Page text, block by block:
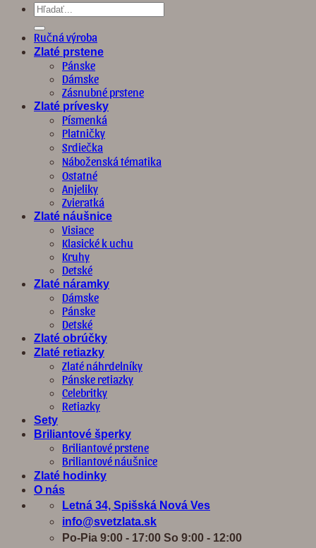
Hľadať:
Ručná výroba
Zlaté prstene
Pánske
Dámske
Zásnubné prstene
Zlaté prívesky
Písmenká
Platničky
Srdiečka
Náboženská tématika
Ostatné
Anjeliky
Zvieratká
Zlaté náušnice
Visiace
Klasické k uchu
Kruhy
Detské
Zlaté náramky
Dámske
Pánske
Detské
Zlaté obrúčky
Zlaté retiazky
Zlaté náhrdelníky
Pánske retiazky
Celebritky
Retiazky
Sety
Briliantové šperky
Briliantové prstene
Briliantové náušnice
Zlaté hodinky
O nás
Letná 34, Spišská Nová Ves
info@svetzlata.sk
Po-Pia 9:00 - 17:00 So 9:00 - 12:00